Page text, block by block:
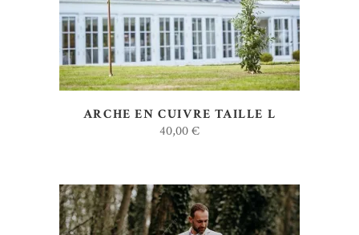
ARCHE EN CUIVRE TAILLE L
40,00€